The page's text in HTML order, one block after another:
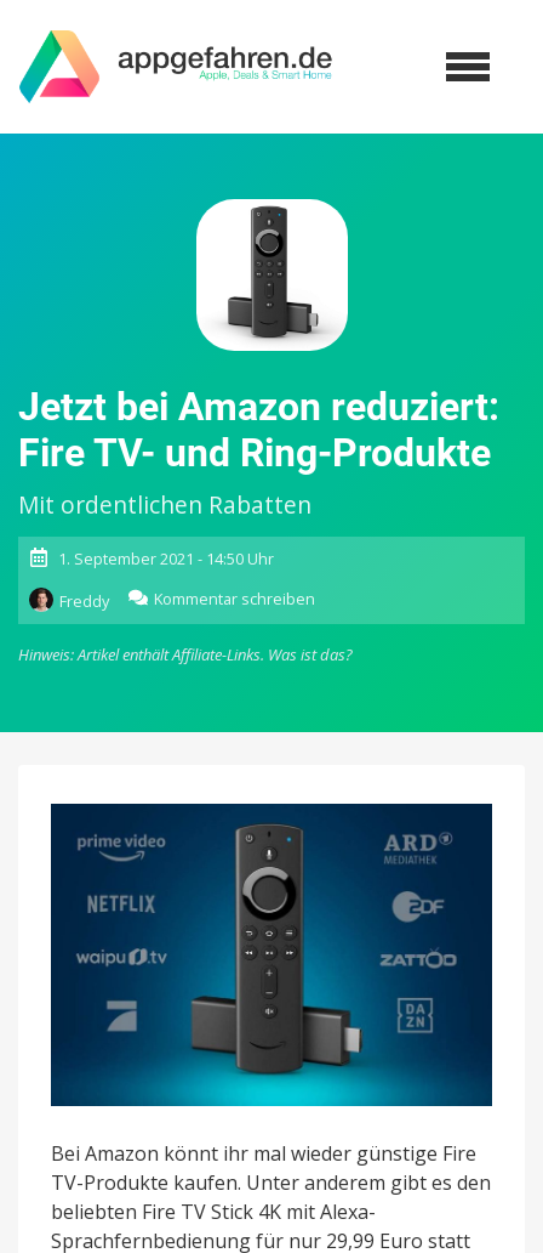
Jetzt bei Amazon reduziert:
Fire TV- und Ring-Produkte
Mit ordentlichen Rabatten
1. September 2021 - 14:50 Uhr
Freddy
Kommentar schreiben
Jetzt
bei
Amazon
TV-
Produkte
Hinweis: Artikel enthält Affiliate-Links. Was ist das?
Bei Amazon könnt ihr mal wieder günstige Fire
TV-Produkte kaufen. Unter anderem gibt es den
beliebten Fire TV Stick 4K mit Alexa-
Sprachfernbedienung für nur 29,99 Euro statt